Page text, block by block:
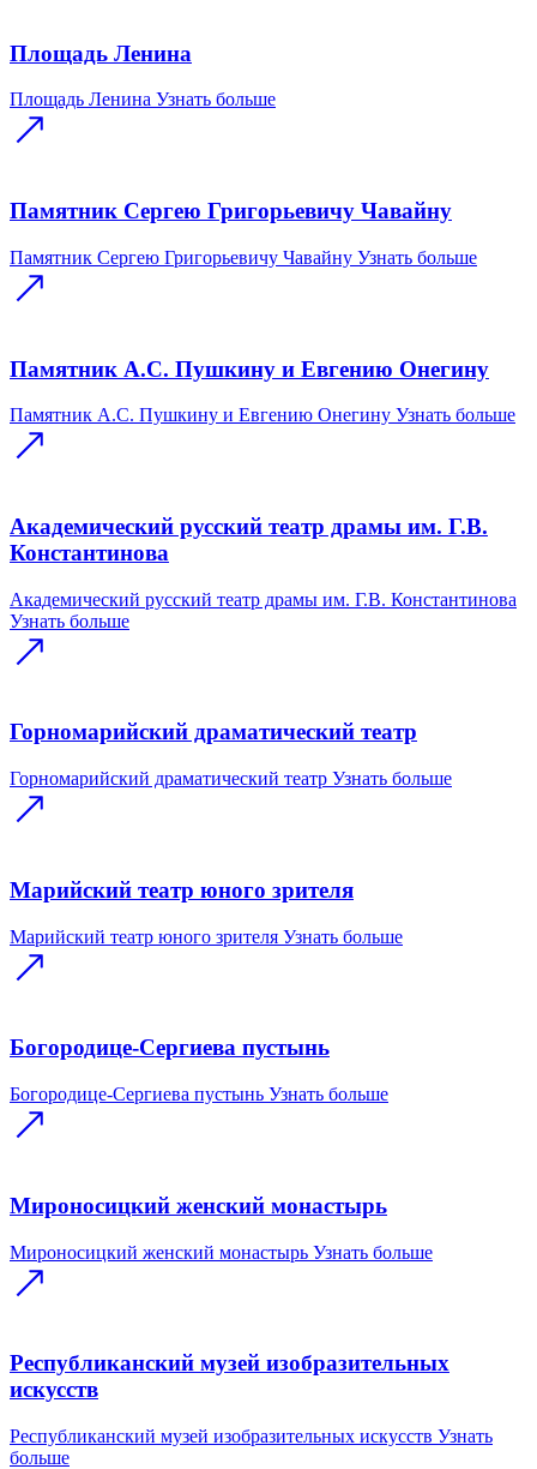
Площадь Ленина
Площадь Ленина Узнать больше
Памятник Сергею Григорьевичу Чавайну
Памятник Сергею Григорьевичу Чавайну Узнать больше
Памятник А.С. Пушкину и Евгению Онегину
Памятник А.С. Пушкину и Евгению Онегину Узнать больше
Академический русский театр драмы им. Г.В.
Константинова
Академический русский театр драмы им. Г.В. Константинова
Узнать больше
Горномарийский драматический театр
Горномарийский драматический театр Узнать больше
Марийский театр юного зрителя
Марийский театр юного зрителя Узнать больше
Богородице-Сергиева пустынь
Богородице-Сергиева пустынь Узнать больше
Мироносицкий женский монастырь
Мироносицкий женский монастырь Узнать больше
Республиканский музей изобразительных
искусств
Республиканский музей изобразительных искусств Узнать
больше